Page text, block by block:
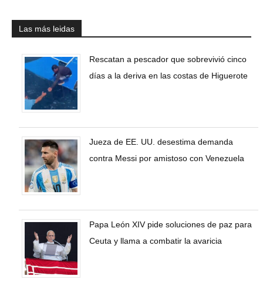
Las más leidas
Rescatan a pescador que sobrevivió cinco
días a la deriva en las costas de Higuerote
Jueza de EE. UU. desestima demanda
contra Messi por amistoso con Venezuela
Papa León XIV pide soluciones de paz para
Ceuta y llama a combatir la avaricia